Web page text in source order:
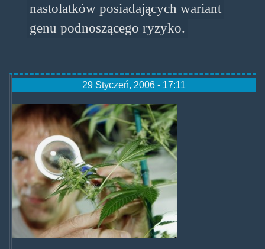
nastolatków posiadających wariant
genu podnoszącego ryzyko.
29 Styczeń, 2006 - 17:11
marijuanaresearch.jpg